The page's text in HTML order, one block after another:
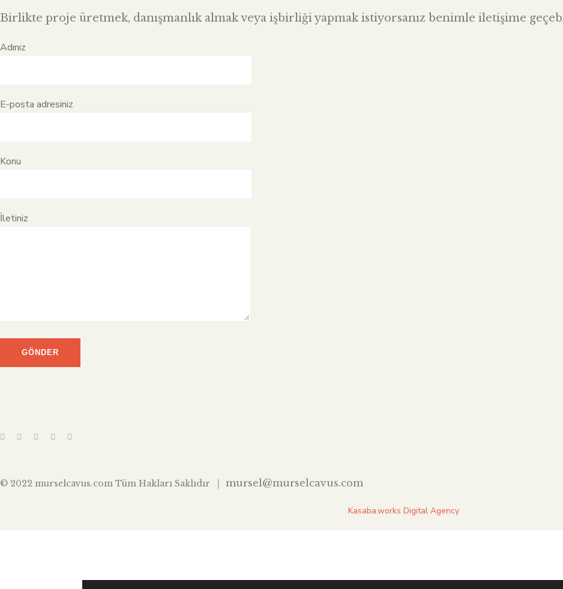
Birlikte proje üretmek, danışmanlık almak veya işbirliği yapmak istiyorsanız benimle iletişime
Adınız
E-posta adresiniz
Konu
İletiniz
© 2022 murselcavus.com Tüm Hakları Saklıdır mursel@murselcavus.com
Kasaba.works Digital Agency